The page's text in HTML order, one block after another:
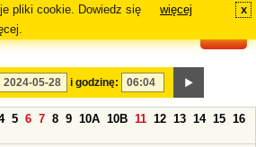
pliki cookie. Dowiedz się
więcej x
i godzinę:
5 6 7 8 9 10A 10B 11 12 13 14 15 16